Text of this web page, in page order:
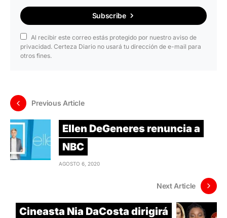
Subscribe
Al recibir este correo estás protegido por nuestro aviso de
privacidad. Certeza Diario no usará tu dirección de e-mail para
otros fines.
Previous Article
Ellen DeGeneres renuncia a
NBC
AGOSTO 6, 2020
Next Article
Cineasta Nia DaCosta dirigirá